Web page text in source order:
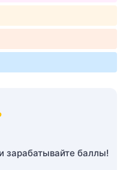
зарабатывайте баллы!